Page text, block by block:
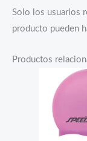
Solo los usuarios
producto pueden
Productos